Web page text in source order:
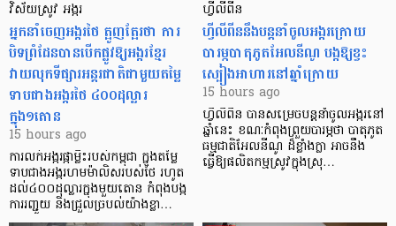
វិស័យស្រូវ អង្ករ
អ្នកនាំចេញអង្ករថៃ ត្អូញត្អែរថា ការ
បិទព្រំដែនបានបើកផ្លូវឱ្យអង្ករខ្មែរ
វាយលុកទីផ្សារអន្តរជាតិជាមួយតម្លៃ
ទាបជាងអង្ករថៃ ៤០០ដុល្លារ
ក្នុង១តោន
15 hours ago
ការលក់អង្ករផ្កាម្លិះរបស់កម្ពុជា ក្នុងតម្លៃ
ទាបជាងអង្ករហមម៉ាលិសរបស់ថៃ រហូត
ដល់៤០០ដុល្លារក្នុងមួយតោន កំពុងបង្ក
ការរញ្ជួយ និងជ្រួលច្របល់យ៉ាងខ្លា…
ហ្វីលីពីន
ហ្វីលីពីននឹងបន្តនាំចូលអង្ករក្រោយ
បារម្ភបាតុភូតអែលនីណូ បង្កឱ្យខ្វះ
ស្បៀងអាហារនៅឆ្នាំក្រោយ
15 hours ago
ហ្វីលីពីន បាន​សម្រេចបន្តនាំចូលអង្ករនៅ
ឆ្នាំនេះ ខណៈកំពុងព្រួយបារម្ភថា បាតុភូត
ធម្មជាតិអែលនីណូ ដ៏ខ្លាំងក្លា​ អាចនឹង
ធ្វើឱ្យផលិតកម្មស្រូវក្នុងស្រុ…